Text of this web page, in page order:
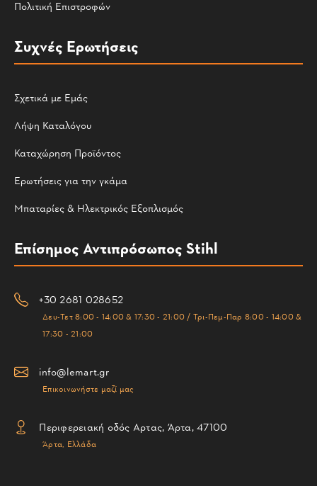
Πολιτική Επιστροφών
Συχνές Ερωτήσεις
Σχετικά με Εμάς
Λήψη Καταλόγου
Καταχώρηση Προϊόντος
Ερωτήσεις για την γκάμα
Μπαταρίες & Ηλεκτρικός Εξοπλισμός
Επίσημος Αντιπρόσωπος Stihl
+30 2681 028652
Δευ-Τετ 8:00 - 14:00 & 17:30 - 21:00 / Τρι-Πεμ-Παρ 8:00 - 14:00 &
17:30 - 21:00
info@lemart.gr
Επικοινωνήστε μαζί μας
Περιφερειακή οδός Αρτας, Άρτα, 47100
Άρτα, Ελλάδα